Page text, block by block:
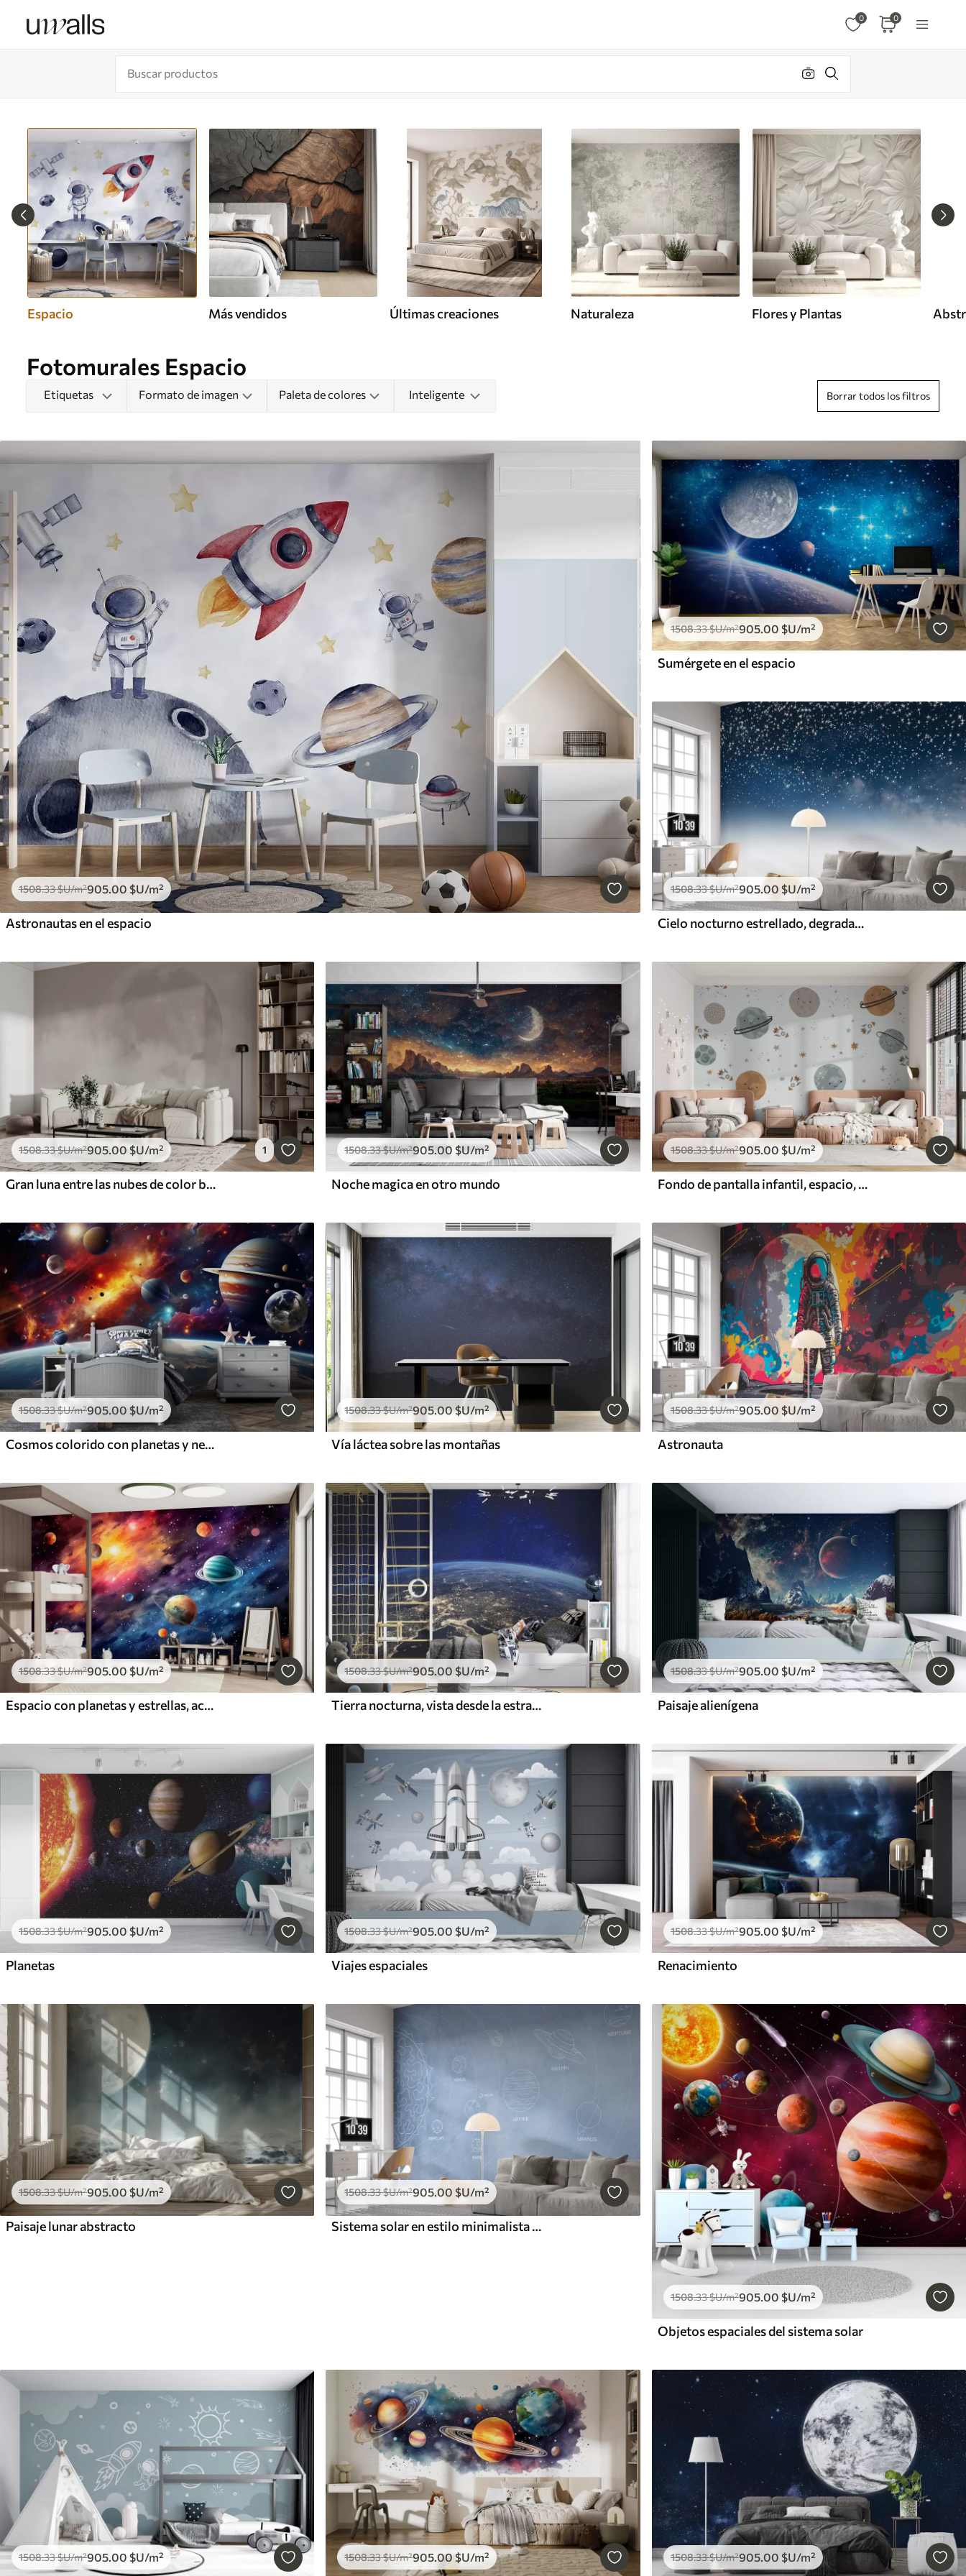
0 0
Espacio Más vendidos Últimas creaciones Naturaleza Flores y Plantas
Fotomurales Espacio
Etiquetas Formato de imagen Paleta de colores Inteligente Borrar todos los filtros
1508.33$U/m²905.00 $U/m²
Astronautas en el espacio
1508.33$U/m²905.00 $U/m²
Sumérgete en el espacio
1508.33$U/m²905.00 $U/m²
Cielo nocturno estrellado, degradado suave, cósmico, constelaciones
1508.33$U/m²905 .00 $U/m² 1
Gran luna entre las nubes de color beige estilo loft
1508.33$U/m²905 .00 $U/m²
Noche magica en otro mundo
1508.33$U/m²905.00 $U/m²
Fondo de pantalla infantil, espacio, planetas
1508.33$U/m²905.00 $U/m²
Cosmos colorido con planetas y nebulosas
1508.33$U/m²905.00$U/m²
Vía láctea sobre las montañas
1508.33$U/m²905.00 $U/m²
Astronauta
1508.33$U/m²905 .00 $U/m²
Espacio con planetas y estrellas, acuarela, cósmico
1508.33$U/m²905 .00 $U/m²
Tierra nocturna, vista desde la estratosfera
1508.33$U/m²905.00 $U/m²
Paisaje alienígena
1508.33$U/m²905.00 $U/m²
Planetas
1508.33$U/m²905.00 $U/m²
Viajes espaciales
1508.33$U/m²905.00 $U/m²
Renacimiento
1508.33$U/m²905.00 $U/m²
Paisaje lunar abstracto
1508.33$U/m²905.00 $U/m²
Sistema solar en estilo minimalista sobre fondo azul texturado
1508.33$U/m²905.00 $U/m²
Objetos espaciales del sistema solar
1508.33$U/m²905.00 $U/m² 1508.33$U/m²905.00$U/m² 1508.33$U/m²905.00 $U/m²